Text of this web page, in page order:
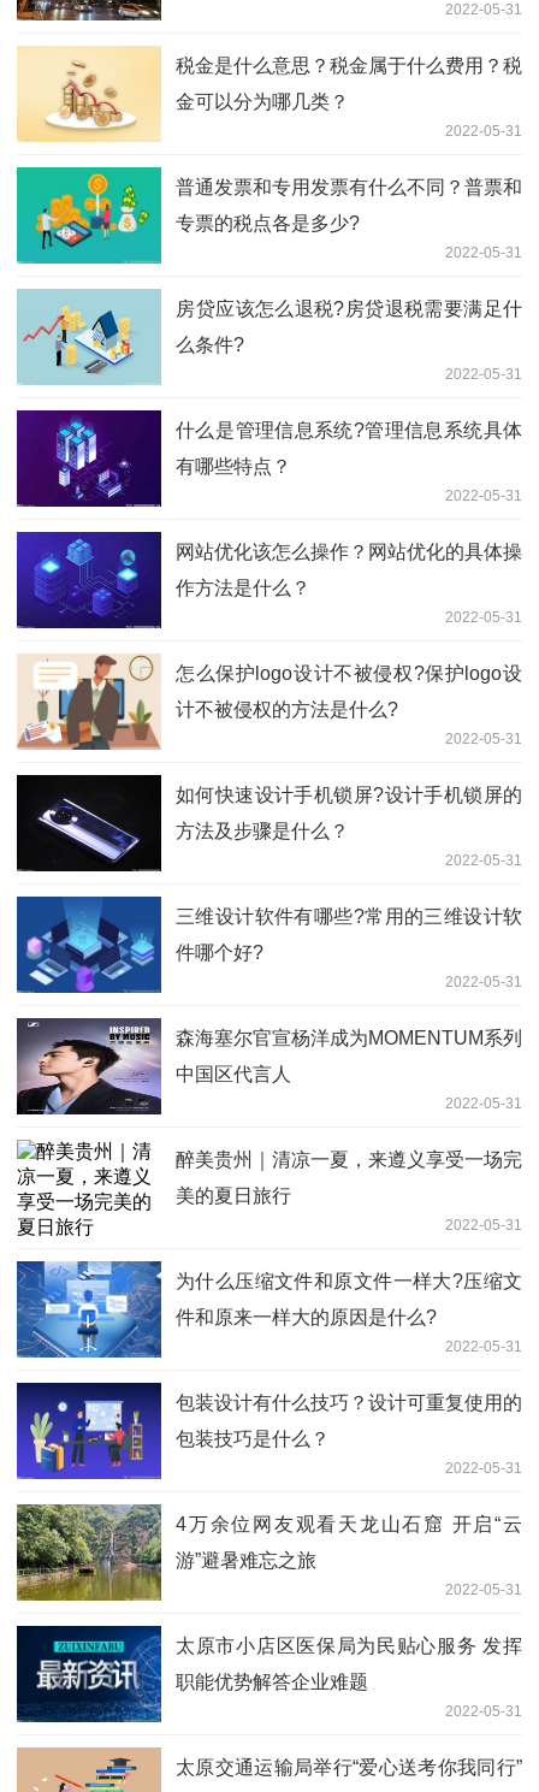
2022-05-31
税金是什么意思？税金属于什么费用？税
金可以分为哪几类？
2022-05-31
普通发票和专用发票有什么不同？普票和
专票的税点各是多少?
2022-05-31
​房贷应该怎么退税?房贷退税需要满足什
么条件?
2022-05-31
什么是​管理信息系统?管理信息系统具体
有哪些特点？
2022-05-31
网站优化该怎么操作？网站优化的具体操
作方法是什么？
2022-05-31
怎么保护logo设计不被侵权?保护logo设
计不被侵权的方法是什么?
2022-05-31
如何快速设计手机锁屏?设计手机锁屏的
方法及步骤是什么？
2022-05-31
三维设计软件有哪些?常用的三维设计软
件哪个好?
2022-05-31
森海塞尔官宣杨洋成为MOMENTUM系列
中国区代言人
2022-05-31
醉美贵州｜清凉一夏，来遵义享受一场完
美的夏日旅行
2022-05-31
为什么压缩文件和原文件一样大?压缩文
件和原来一样大的原因是什么?
2022-05-31
包装设计有什么技巧？设计可重复使用的
包装技巧是什么？
2022-05-31
4万余位网友观看天龙山石窟 开启“云
游”避暑难忘之旅
2022-05-31
太原市小店区医保局为民贴心服务 发挥
职能优势解答企业难题
2022-05-31
太原交通运输局举行“爱心送考你我同行”